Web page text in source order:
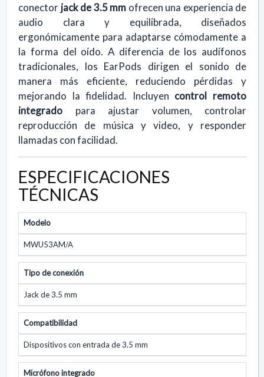
conector jack de 3.5 mm ofrecen una experiencia de
audio clara y equilibrada, diseñados
ergonómicamente para adaptarse cómodamente a
la forma del oído. A diferencia de los audífonos
tradicionales, los EarPods dirigen el sonido de
manera más eficiente, reduciendo pérdidas y
mejorando la fidelidad. Incluyen control remoto
integrado para ajustar volumen, controlar
reproducción de música y video, y responder
llamadas con facilidad.
ESPECIFICACIONES
TÉCNICAS
Modelo
MWU53AM/A
Tipo de conexión
Jack de 3.5 mm
Compatibilidad
Dispositivos con entrada de 3.5 mm
Micrófono integrado